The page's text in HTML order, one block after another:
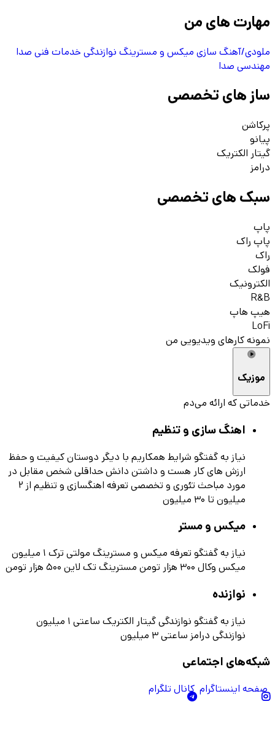
مهارت های من
ملودی/آهنگ سازی میکس و مسترینگ نوازندگی خدمات فنی صدا
مهندسی صدا
ساز های تخصصی
پرکاشن
پیانو
گیتار الکتریک
درامز
سبک های تخصصی
پاپ
پاپ راک
راک
فولک
الکترونیک
R&B
هیپ هاپ
LoFi
نمونه کارهای ویدیویی من
موزیک
خدماتی که ارائه می‌دم
اهنگ سازی و تنظیم
نیاز به گفتگو شرایط همکاریم با دیگر دوستان کیفیت و حفظ
ارزش های کار هست و داشتن دانش حداقلی شخص مقابل در
مورد مباحث تئوری و تخصصی تعرفه اهنگسازی و تنظیم از ۲
میلیون تا ۳۰ میلیون
میکس و مستر
نیاز به گفتگو
تعرفه میکس و مسترینگ مولتی ترک ۱ میلیون
میکس وکال ۳۰۰ هزار تومن مسترینگ تک لاین ۵۰۰ هزار تومن
نوازنده
نیاز به گفتگو
نوازندگی گیتار الکتریک ساعتی ۱ میلیون
نوازندگی درامز ساعتی ۳ میلیون
شبکه‌های اجتماعی
صفحه اینستاگرام کانال تلگرام